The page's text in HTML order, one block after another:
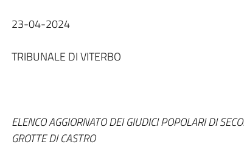
23-04-2024
TRIBUNALE DI VITERBO
ELENCO AGGIORNATO DEI GIUDICI POPOLARI DI
GROTTE DI CASTRO